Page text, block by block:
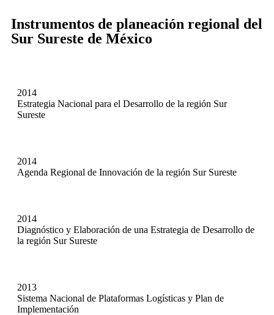
Instrumentos de planeación regional del
Sur Sureste de México
2014
Estrategia Nacional para el Desarrollo de la región Sur
Sureste
2014
Agenda Regional de Innovación de la región Sur Sureste
2014
Diagnóstico y Elaboración de una Estrategia de Desarrollo de
la región Sur Sureste
2013
Sistema Nacional de Plataformas Logísticas y Plan de
Implementación